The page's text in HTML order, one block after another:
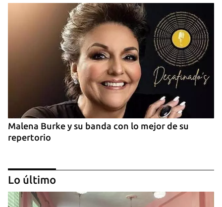
Malena Burke y su banda con lo mejor de su
repertorio
Lo último